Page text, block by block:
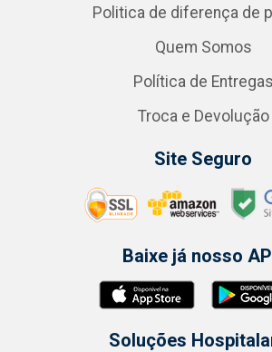
Politica de diferença de
Quem Somos
Política de Entregas
Troca e Devolução
Site Seguro
Baixe já nosso
Soluções